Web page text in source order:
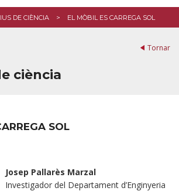
DE CIÈNCIA EL MÒBIL ES CARREGA SOL
Tornar
ciència
SOL
Josep Pallarès Marzal
Investigador del Departament d’Enginyeria